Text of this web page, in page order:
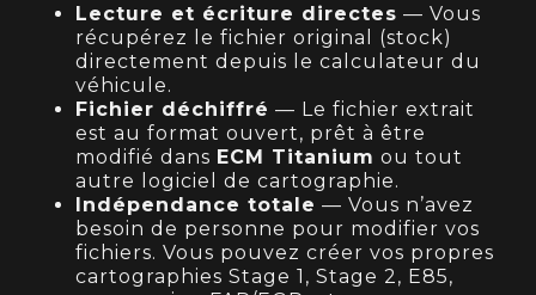
Lecture et écriture directes — Vous
récupérez le fichier original (stock)
directement depuis le calculateur du
véhicule.
Fichier déchiffré — Le fichier extrait
est au format ouvert, prêt à être
modifié dans ECM Titanium ou tout
autre logiciel de cartographie.
Indépendance totale — Vous n’avez
besoin de personne pour modifier vos
fichiers. Vous pouvez créer vos propres
cartographies Stage 1, Stage 2, E85,